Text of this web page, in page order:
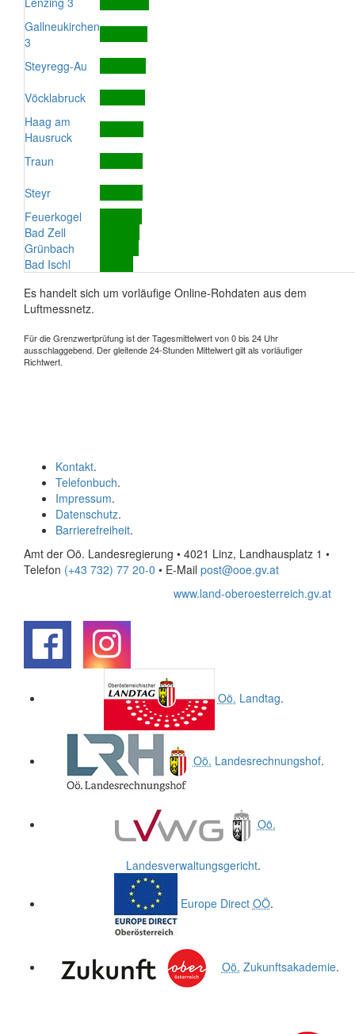
Gallneukirchen
3
Steyregg-Au
Vöcklabruck
Haag am
Hausruck
Traun
Steyr
Feuerkogel
Bad Zell
Grünbach
Bad Ischl
Es handelt sich um vorläufige Online-Rohdaten aus dem
Luftmessnetz.
Für die Grenzwertprüfung ist der Tagesmittelwert von 0 bis 24 Uhr
ausschlaggebend. Der gleitende 24-Stunden Mittelwert gilt als vorläufiger
Richtwert.
Kontakt.
Telefonbuch.
Impressum.
Datenschutz.
Barrierefreiheit.
Amt der Oö. Landesregierung • 4021 Linz, Landhausplatz 1 •
Telefon (+43 732) 77 20-0 • E-Mail post@ooe.gv.at
www.land-oberoesterreich.gv.at
Oö. Landtag.
Oö. Landesrechnungshof.
Oö.
Landesverwaltungsgericht.
Europe Direct OÖ.
Oö. Zukunftsakademie.